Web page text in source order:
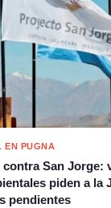
EN PUGNA
San Jorge:
piden a la
pendientes